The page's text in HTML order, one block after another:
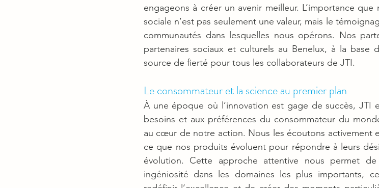
engageons à créer un avenir meilleur. L’importance
sociale n’est pas seulement une valeur, mais le
communautés dans lesquelles nous opérons. Nos
partenaires sociaux et culturels au Benelux, à la base
source de fierté pour tous les collaborateurs de JTI.
Le consommateur et la science au premier plan
À une époque où l’innovation est gage de succès, JTI
besoins et aux préférences du consommateur du
au cœur de notre action. Nous les écoutons activement
ce que nos produits évoluent pour répondre à leurs
évolution. Cette approche attentive nous permet
ingéniosité dans les domaines les plus importants,